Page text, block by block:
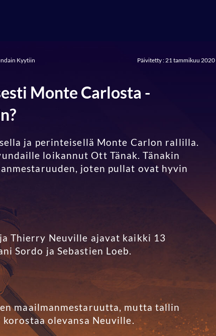
Kyytiin Päivitetty : 21 tammikuu 2020
Monte Carlosta -
ja perinteisellä Monte Carlon rallilla.
loikannut Ott Tänak. Tänakin
joten pullat ovat hyvin
Thierry Neuville ajavat kaikki 13
Sordo ja Sebastien Loeb.
maailmanmestaruutta, mutta tallin
olevansa Neuville.